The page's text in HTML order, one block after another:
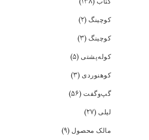
کوچینگ (۲)
کوچینگ (۳)
کوله‌پشتی (۵)
کوهنوردی (۳)
گپ‌و‌گفت (۵۶)
لیلی (۲۷)
مالک محصول (۹)